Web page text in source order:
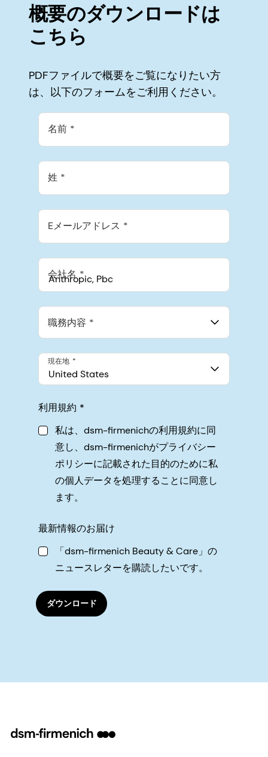
概要のダウンロードは
こちら
PDFファイルで概要をご覧になりたい方
は、以下のフォームをご利用ください。
名前
姓
Eメールアドレス
会社名
548 Market St Pmb 90375, San Francisco, California, US
職務内容
United States
現在地
利用規約
私は、dsm-firmenichの利用規約に同
意し、dsm-firmenichがプライバシー
ポリシーに記載された目的のために私
の個人データを処理することに同意し
ます。
最新情報のお届け
「dsm-firmenich Beauty & Care」の
ニュースレターを購読したいです。
ダウンロード